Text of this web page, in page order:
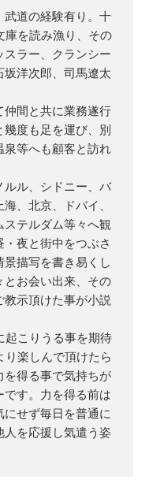
武道の経験有り。十
庫を読み漁り、その
ラー、クランシー
洋次郎、司馬遼太
仲間と共に業務遂行
度も足を運び、別
泉等へも顧客と訪れ
ルル、シドニー、バ
、北京、ドバイ、
テルダム等々へ観
夜と街中をつぶさ
描写を書き易くし
とお会い出来、その
示頂けた事が小説
起こりうる事を期待
り楽しんで頂けたら
を得る事で気持ちが
です。力を得る前は
せず毎日を普通に
人を応援し気遣う姿